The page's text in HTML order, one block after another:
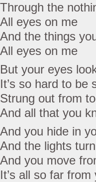
Through the
All eyes on me
And the things
All eyes on me
But your eyes
It’s so hard to be
Strung out from
And all that you
And you hide in
And the lights
And you move
It’s all so far from